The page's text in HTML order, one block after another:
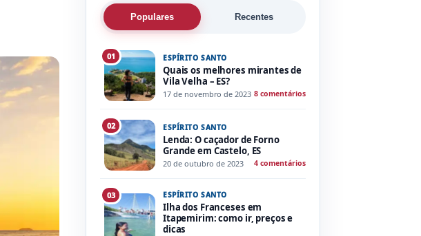
Populares Recentes
01 ESPÍRITO SANTO
Quais os melhores mirantes de
Vila Velha – ES?
17 de novembro de 2023 8 comentários
02 ESPÍRITO SANTO
Lenda: O caçador de Forno
Grande em Castelo, ES
20 de outubro de 2023 4 comentários
03 ESPÍRITO SANTO
Ilha dos Franceses em
Itapemirim: como ir, preços e
dicas